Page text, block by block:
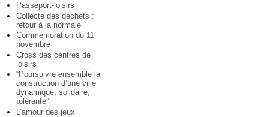
Passeport-loisirs
Collecte des déchets :
retour à la normale
Commémoration du 11
novembre
Cross des centres de
loisirs
“Poursuivre ensemble la
construction d’une ville
dynamique, solidaire,
tolérante”
L’amour des jeux